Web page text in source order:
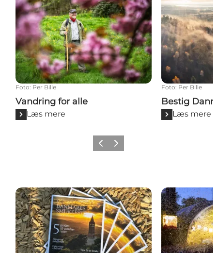
Foto: Per Bille
Vandring for alle
Læs mere
Foto: Per Bille
Bestig
Læs mere
Forrige billede
Næste billede
Læs det nye turistmagasin 2025 På gensyn til